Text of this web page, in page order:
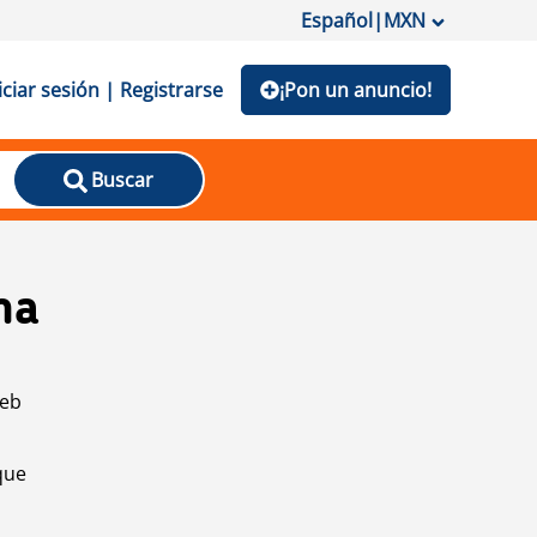
Español|MXN
sesión | Registrarse ¡Pon un anuncio!
Buscar